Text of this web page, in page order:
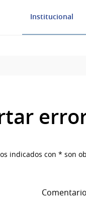
Institucional
indicados con * son